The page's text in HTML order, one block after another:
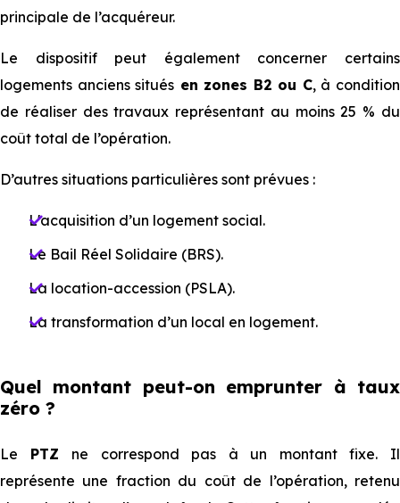
principale de l’acquéreur.
Le dispositif peut également concerner certains
logements anciens situés en zones B2 ou C, à condition
de réaliser des travaux représentant au moins 25 % du
coût total de l’opération.
D’autres situations particulières sont prévues :
L'acquisition d’un logement social.
Le Bail Réel Solidaire (BRS).
La location-accession (PSLA).
La transformation d’un local en logement.
Quel montant peut-on emprunter à taux
zéro ?
Le PTZ ne correspond pas à un montant fixe. Il
représente une fraction du coût de l’opération, retenu